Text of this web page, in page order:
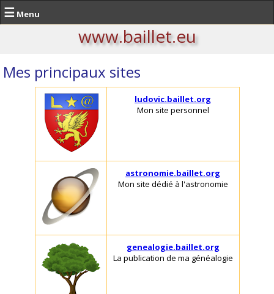
☰ Menu
www.baillet.eu
Mes principaux sites
ludovic.baillet.org
Mon site personnel
astronomie.baillet.org
Mon site dédié à l'astronomie
genealogie.baillet.org
La publication de ma généalogie